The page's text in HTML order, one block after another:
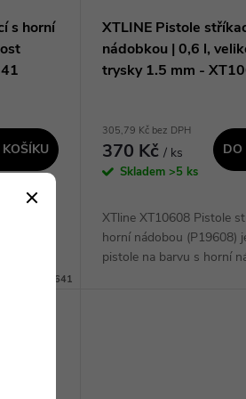
s horní
P19641
XTLINE Pistole
nádobkou | 0,6 l,
trysky 1.5 mm -
305,79 Kč bez DPH
370 Kč / ks
Skladem >5 ks
DO
XTline XT10608 Pistole
horní nádobou (P19608)
pistole na barvu s horní
která je vybavena